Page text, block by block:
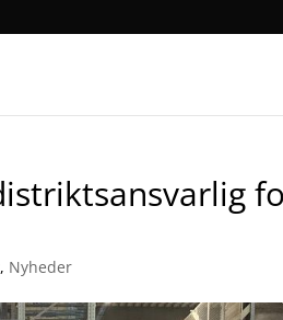
, Nyheder